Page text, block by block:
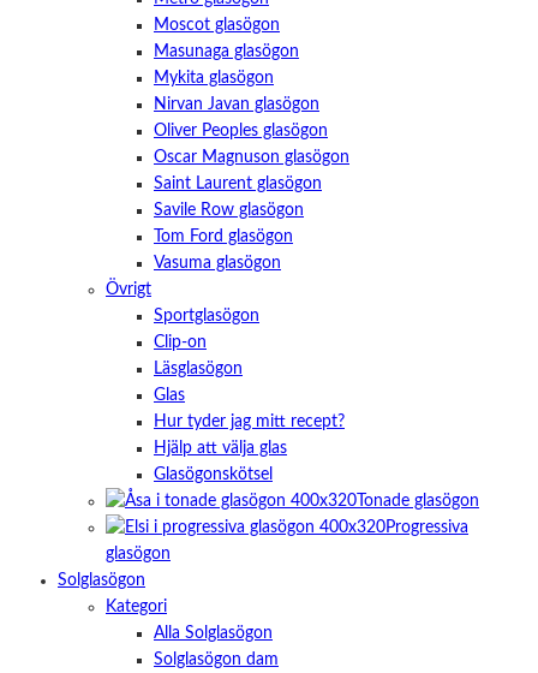
Moscot glasögon
Masunaga glasögon
Mykita glasögon
Nirvan Javan glasögon
Oliver Peoples glasögon
Oscar Magnuson glasögon
Saint Laurent glasögon
Savile Row glasögon
Tom Ford glasögon
Vasuma glasögon
Övrigt
Sportglasögon
Clip-on
Läsglasögon
Glas
Hur tyder jag mitt recept?
Hjälp att välja glas
Glasögonskötsel
Tonade glasögon
Progressiva
glasögon
Solglasögon
Kategori
Alla Solglasögon
Solglasögon dam